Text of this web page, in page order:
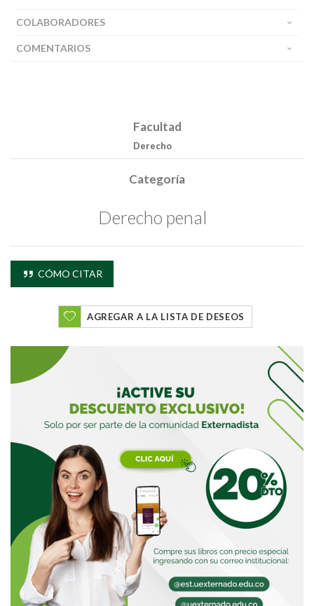
Buscar
COLABORADORES
COMENTARIOS
Facultad
Derecho
Categoría
Derecho penal
CÓMO CITAR
AGREGAR A LA LISTA DE DESEOS